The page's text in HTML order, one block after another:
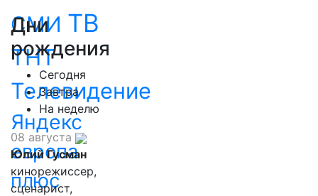
СМИ ТВ
ТНТ
Телевидение
Яндекс
европа
плюс
Дни
рождения
Сегодня
Завтра
На неделю
08 августа
Юлий Гусман
кинорежиссер,
сценарист,